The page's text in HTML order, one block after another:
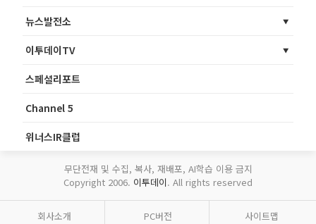
뉴스발전소
이투데이TV
스페셜리포트
Channel 5
위너스IR클럽
무단전재 및 수집, 복사, 재배포, AI학습 이용 금지
Copyright 2006. 이투데이. All rights reserved
회사소개 PC버전 사이트맵